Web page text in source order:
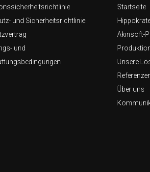
und Sicherheitsrichtlinie
und
Startseite
Akınsoft-
Unsere
Über uns